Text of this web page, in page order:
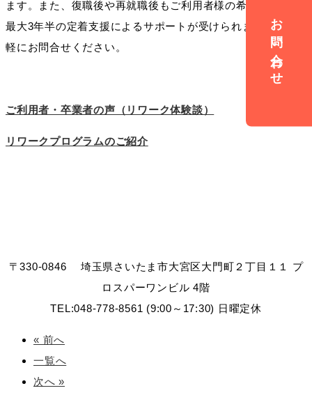
ます。また、復職後や再就職後もご利用者様の希望に応じて
最大3年半の定着支援によるサポートが受けられます。お気
軽にお問合せください。
ご利用者・卒業者の声（リワーク体験談）
リワークプログラムのご紹介
〒330-0846 埼玉県さいたま市大宮区大門町２丁目１１ プ
ロスパーワンビル 4階
TEL:048-778-8561 (9:00～17:30) 日曜定休
« 前へ
一覧へ
次へ »
お問い合わせ